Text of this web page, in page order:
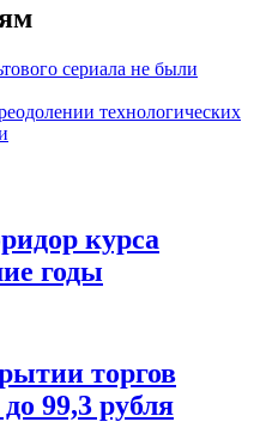
сериала не были
технологических
курса
годы
торгов
99,3 рубля